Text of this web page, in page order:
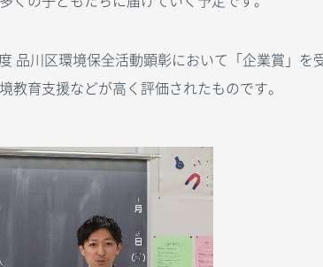
品川区環境保全活動顕彰において「企業賞」を
教育支援などが高く評価されたものです。